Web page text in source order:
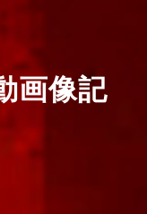
画像記